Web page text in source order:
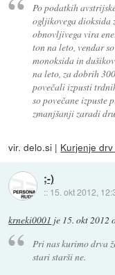
Po podatkih
ogljikovega dioksida
obnovljivega vira
ton na leto, vendar
monoksida in
na leto, za dobrih
povečali izpusti
so povečane izpuste
zmanjšanji zaradi
vir. delo.si | Kurjenje
;-)
:: 15. okt 2012,
krneki0001 je 15. okt 2012
Pri nas kurimo drva
stari starši ne.